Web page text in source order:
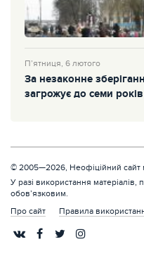
П’ятниця, 6 лютого
За незаконне
загрожує до семи
© 2005—2026, Неофіційний сайт
У разі використання
обов’язковим.
Про сайт
Правила